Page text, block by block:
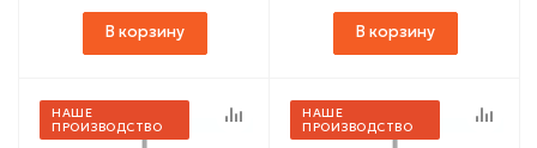
В корзину В корзину
НАШЕ
ПРОИЗВОДСТВО
НАШЕ
ПРОИЗВОДСТВО